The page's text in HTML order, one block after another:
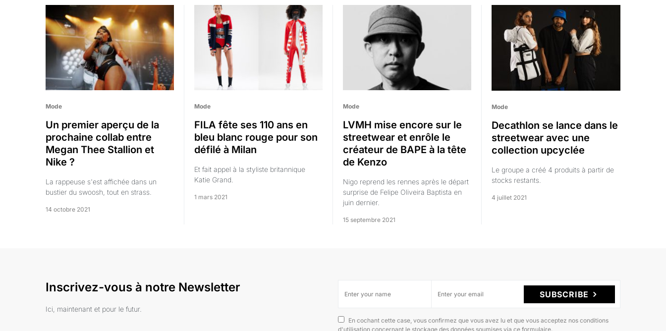
Mode
Un premier aperçu de la
prochaine collab entre
Megan Thee Stallion et
Nike ?
La rappeuse s'est affichée dans un
bustier du swoosh, tout en strass.
14 octobre 2021
Mode
FILA fête ses 110 ans en
bleu blanc rouge pour son
défilé à Milan
Et fait appel à la styliste britannique
Katie Grand.
1 mars 2021
Mode
LVMH mise encore sur le
streetwear et enrôle le
créateur de BAPE à la tête
de Kenzo
Nigo reprend les rennes après le départ
surprise de Felipe Oliveira Baptista en
juin dernier.
15 septembre 2021
Mode
Decathlon se lance dans le
streetwear avec une
collection upcyclée
Le groupe a créé 4 produits à partir de
stocks restants.
4 juillet 2021
Inscrivez-vous à notre Newsletter
Ici, maintenant et pour le futur.
SUBSCRIBE
En cochant cette case, vous confirmez que vous avez lu et que vous acceptez nos conditions
d'utilisation concernant le stockage des données soumises via ce formulaire.